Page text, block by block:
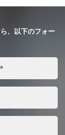
、以下のフォー